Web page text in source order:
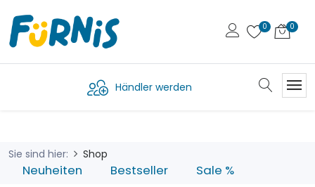
Händler werden
Sie sind hier: Shop
Neuheiten Bestseller Sale %